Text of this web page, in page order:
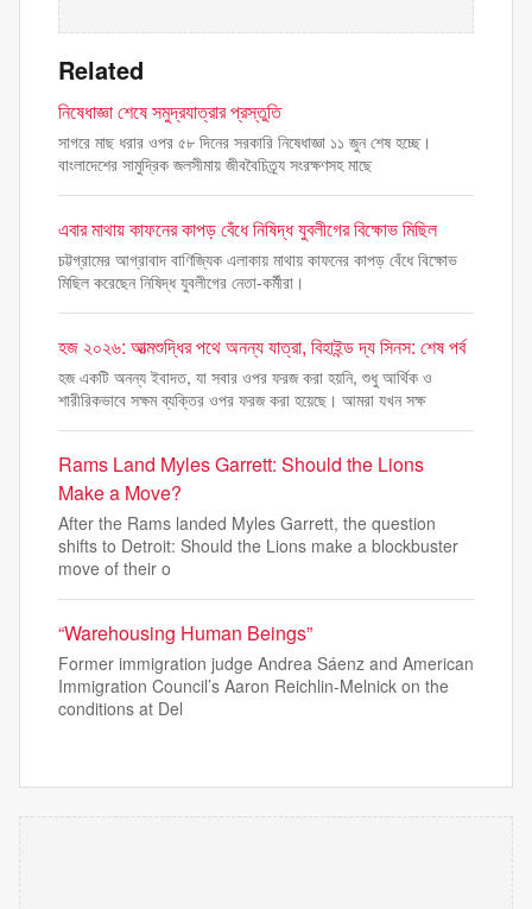
Related
নিষেধাজ্ঞা শেষে সমুদ্রযাত্রার প্রস্তুতি
সাগরে মাছ ধরার ওপর ৫৮ দিনের সরকারি নিষেধাজ্ঞা ১১ জুন শেষ হচ্ছে।
বাংলাদেশের সামুদ্রিক জলসীমায় জীববৈচিত্র্য সংরক্ষণসহ মাছে
এবার মাথায় কাফনের কাপড় বেঁধে নিষিদ্ধ যুবলীগের বিক্ষোভ মিছিল
চট্টগ্রামের আগ্রাবাদ বাণিজ্যিক এলাকায় মাথায় কাফনের কাপড় বেঁধে বিক্ষোভ
মিছিল করেছেন নিষিদ্ধ যুবলীগের নেতা-কর্মীরা।
হজ ২০২৬: আত্মশুদ্ধির পথে অনন্য যাত্রা, বিহাইন্ড দ্য সিনস: শেষ পর্ব
হজ একটি অনন্য ইবাদত, যা সবার ওপর ফরজ করা হয়নি, শুধু আর্থিক ও
শারীরিকভাবে সক্ষম ব্যক্তির ওপর ফরজ করা হয়েছে। আমরা যখন সক্ষ
Rams Land Myles Garrett: Should the Lions
Make a Move?
After the Rams landed Myles Garrett, the question
shifts to Detroit: Should the Lions make a blockbuster
move of their o
“Warehousing Human Beings”
Former immigration judge Andrea Sáenz and American
Immigration Council’s Aaron Reichlin-Melnick on the
conditions at Del